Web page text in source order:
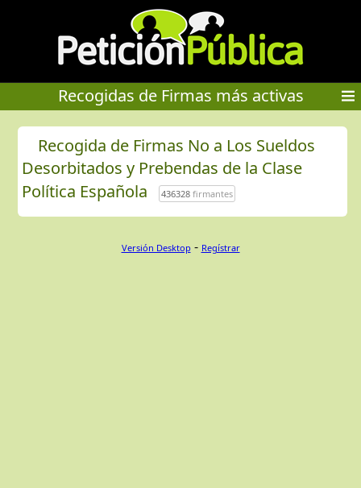
Recogidas de Firmas más activas
Recogida de Firmas No a Los Sueldos
Desorbitados y Prebendas de la Clase
Política Española
436328firmantes
Versión Desktop - Regístrar